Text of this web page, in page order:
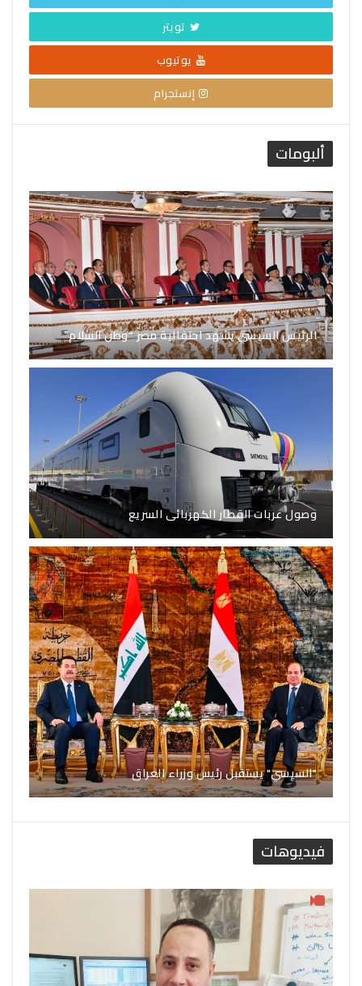
تويتر
يوتيوب
إنستجرام
ألبومات
الرئيس السيسي يشهد احتفالية مصر “وطن السلام”
وصول عربات القطار الكهربائى السريع
"السيسي" يستقبل رئيس وزراء العراق
فيديوهات